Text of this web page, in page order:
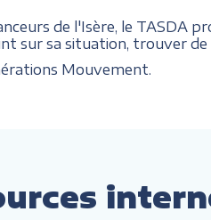
de l'Isère, le TASDA
sa situation, trouver de
Mouvement.